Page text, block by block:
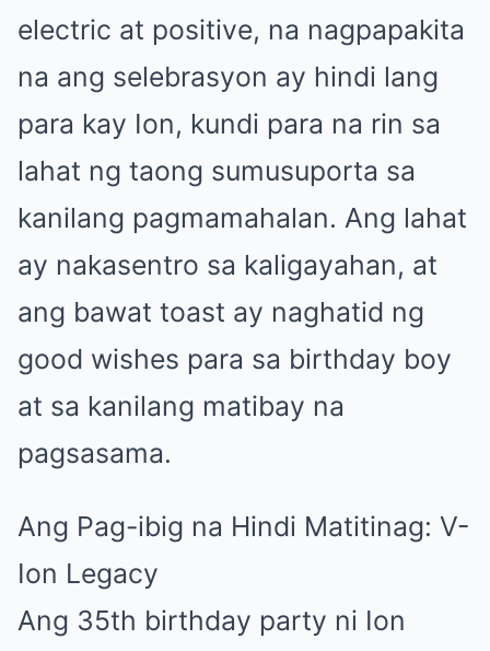
electric at positive, na nagpapakita
na ang selebrasyon ay hindi lang
para kay Ion, kundi para na rin sa
lahat ng taong sumusuporta sa
kanilang pagmamahalan. Ang lahat
ay nakasentro sa kaligayahan, at
ang bawat toast ay naghatid ng
good wishes para sa birthday boy
at sa kanilang matibay na
pagsasama.
Ang Pag-ibig na Hindi Matitinag: V-
Ion Legacy
Ang 35th birthday party ni Ion